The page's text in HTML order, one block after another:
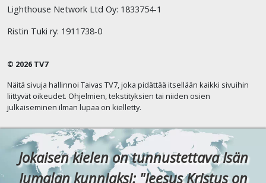
Lighthouse Network Ltd Oy: 1833754-1
Ristin Tuki ry: 1911738-0
© 2026 TV7
Näitä sivuja hallinnoi Taivas TV7, joka pidättää itsellään kaikki sivuihin
liittyvät oikeudet. Ohjelmien, tekstityksien tai niiden osien
julkaiseminen ilman lupaa on kielletty.
Jokaisen kielen on tunnustettava Isän
Jumalan kunniaksi: "Jeesus Kristus on